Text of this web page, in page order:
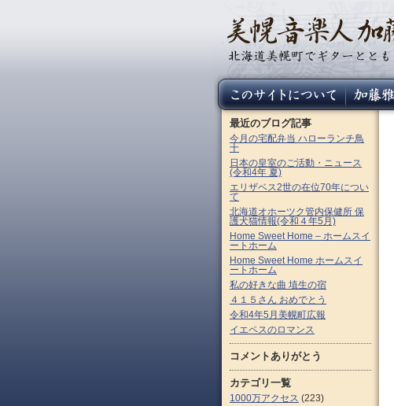
最近のブログ記事
今月の宅配弁当 ハローランチ鳥
十
日本の皇室のご活動・ニュース
(令和4年 夏)
エリザベス2世の在位70年につい
て
北海道オホーツク管内保健所 保
護犬猫情報(令和４年5月)
Home Sweet Home – ホームスイ
ートホーム
Home Sweet Home ホームスイ
ートホーム
私の好きな曲 埴生の宿
４１５さん おめでとう
令和4年5月美幌町広報
イエペスのロマンス
コメントありがとう
カテゴリ一覧
1000万アクセス (223)